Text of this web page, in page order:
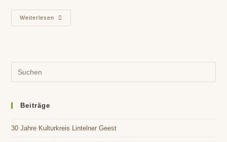
Weiterlesen
Kunst
Kultur
Beiträge
30 Jahre Kulturkreis Lintelner Geest